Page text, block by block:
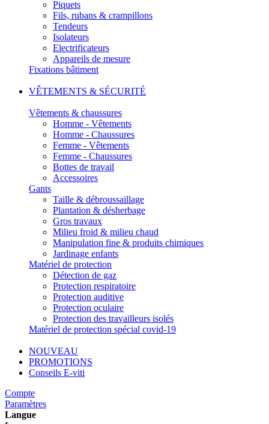
Piquets
Fils, rubans & crampillons
Tendeurs
Isolateurs
Electrificateurs
Appareils de mesure
Fixations bâtiment
VÊTEMENTS & SÉCURITÉ
Vêtements & chaussures
Homme - Vêtements
Homme - Chaussures
Femme - Vêtements
Femme - Chaussures
Bottes de travail
Accessoires
Gants
Taille & débroussaillage
Plantation & désherbage
Gros travaux
Milieu froid & milieu chaud
Manipulation fine & produits chimiques
Jardinage enfants
Matériel de protection
Détection de gaz
Protection respiratoire
Protection auditive
Protection oculaire
Protection des travailleurs isolés
Matériel de protection spécial covid-19
NOUVEAU
PROMOTIONS
Conseils E-viti
Compte
Paramètres
Langue